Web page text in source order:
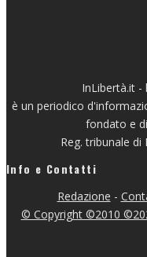
InLibertà.it -
è un periodico
fondato e
Reg. tribunale di
Info e Contatti
Redazione -
© Copyright ©2010